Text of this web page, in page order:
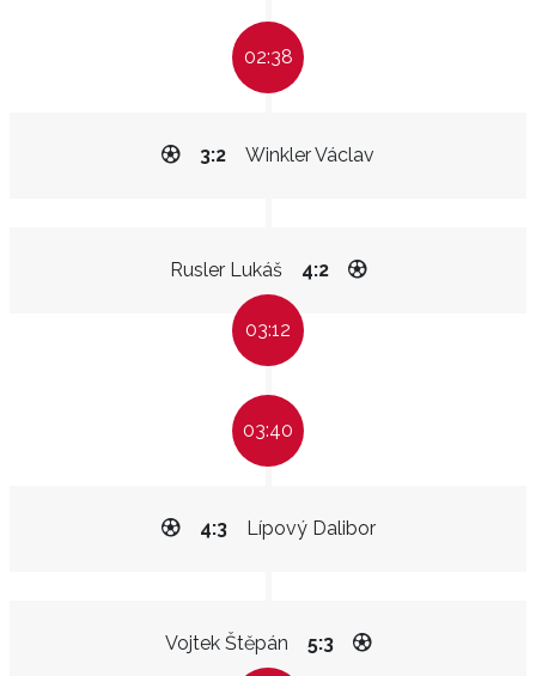
02:38
Winkler Václav
3:2
Rusler Lukáš 4:2
03:12
03:40
Lípový Dalibor
4:3
Vojtek Štěpán 5:3